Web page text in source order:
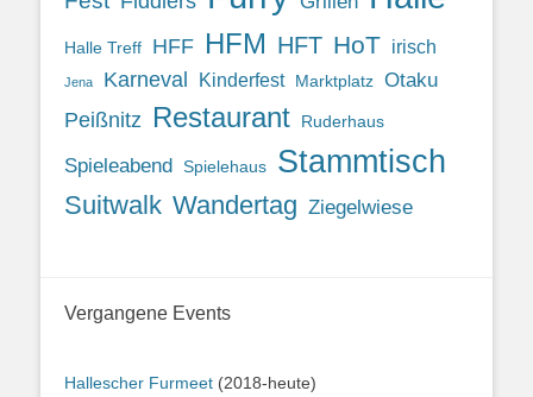
Halle Treff HFF HFM HFT HoT irisch
Jena Karneval Kinderfest Marktplatz Otaku
Peißnitz Restaurant Ruderhaus
Spieleabend Spielehaus Stammtisch
Suitwalk Wandertag Ziegelwiese
Vergangene Events
Hallescher Furmeet (2018-heute)